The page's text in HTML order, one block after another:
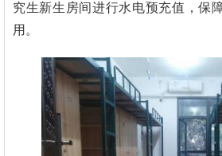
究生新生房间进行水电预充值，保
用。